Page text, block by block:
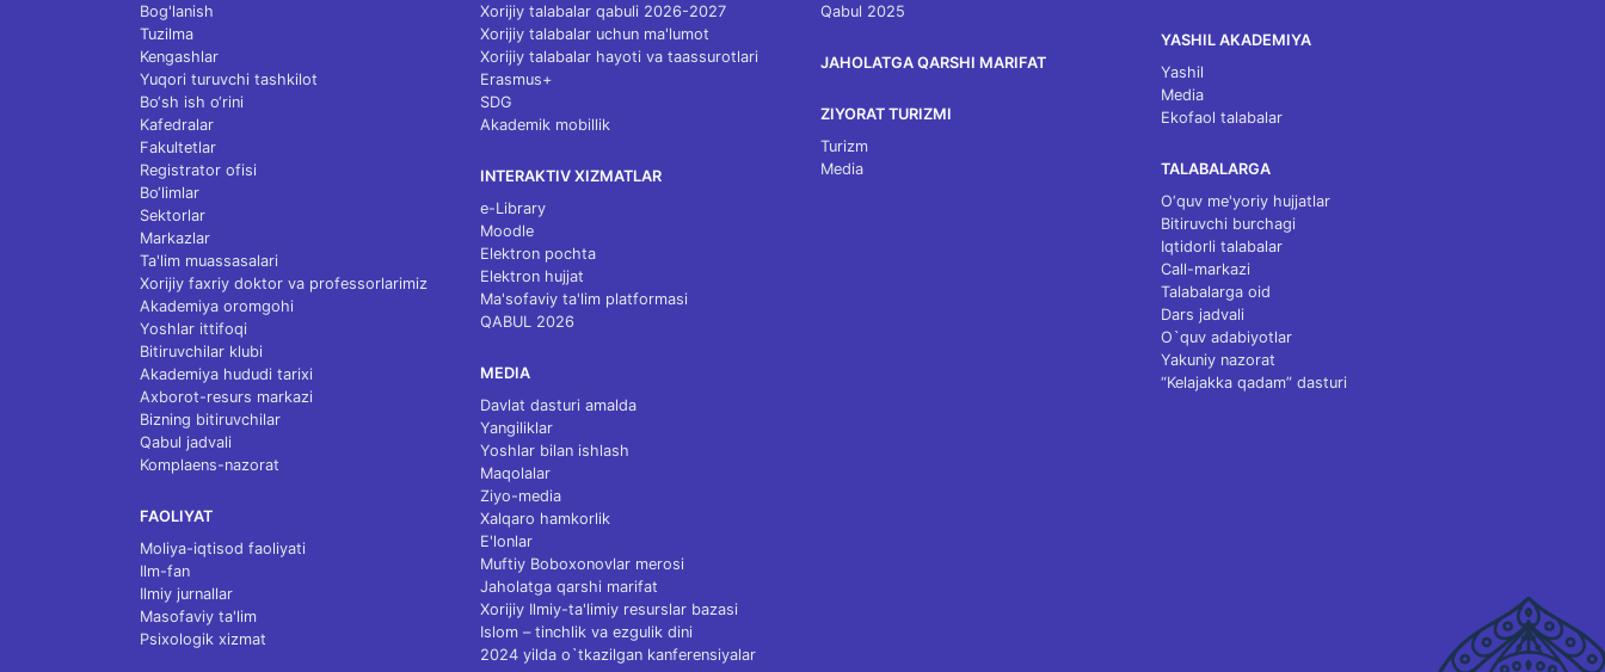
Bog'lanish
Tuzilma
Kengashlar
Yuqori turuvchi tashkilot
Bo‘sh ish o‘rini
Kafedralar
Fakultetlar
Registrator ofisi
Bo‘limlar
Sektorlar
Markazlar
Ta'lim muassasalari
Xorijiy faxriy doktor va professorlarimiz
Akademiya oromgohi
Yoshlar ittifoqi
Bitiruvchilar klubi
Akademiya hududi tarixi
Axborot-resurs markazi
Bizning bitiruvchilar
Qabul jadvali
Komplaens-nazorat
FAOLIYAT
Moliya-iqtisod faoliyati
Ilm-fan
Ilmiy jurnallar
Masofaviy ta'lim
Psixologik xizmat
Xorijiy talabalar qabuli 2026-2027
Xorijiy talabalar uchun ma'lumot
Xorijiy talabalar hayoti va taassurotlari
Erasmus+
SDG
Akademik mobillik
INTERAKTIV XIZMATLAR
e-Library
Moodle
Elektron pochta
Elektron hujjat
Ma'sofaviy ta'lim platformasi
QABUL 2026
MEDIA
Davlat dasturi amalda
Yangiliklar
Yoshlar bilan ishlash
Maqolalar
Ziyo-media
Xalqaro hamkorlik
E'lonlar
Muftiy Boboxonovlar merosi
Jaholatga qarshi marifat
Xorijiy Ilmiy-ta'limiy resurslar bazasi
Islom – tinchlik va ezgulik dini
2024 yilda o`tkazilgan kanferensiyalar
Qabul 2025
JAHOLATGA QARSHI MARIFAT
ZIYORAT TURIZMI
Turizm
Media
YASHIL AKADEMIYA
Yashil
Media
Ekofaol talabalar
TALABALARGA
O‘quv me'yoriy hujjatlar
Bitiruvchi burchagi
Iqtidorli talabalar
Call-markazi
Talabalarga oid
Dars jadvali
O`quv adabiyotlar
Yakuniy nazorat
“Kelajakka qadam” dasturi